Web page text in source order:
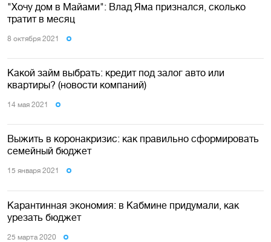
"Хочу дом в Майами": Влад Яма признался, сколько
тратит в месяц
8 октября 2021
Какой займ выбрать: кредит под залог авто или
квартиры? (новости компаний)
14 мая 2021
Выжить в коронакризис: как правильно сформировать
семейный бюджет
15 января 2021
Карантинная экономия: в Кабмине придумали, как
урезать бюджет
25 марта 2020